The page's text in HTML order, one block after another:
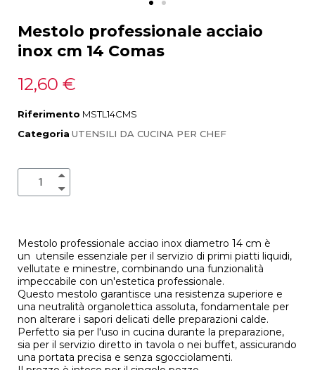
Mestolo professionale acciaio
inox cm 14 Comas
12,60 €
Riferimento MSTL14CMS
Categoria UTENSILI DA CUCINA PER CHEF
Mestolo professionale acciao inox diametro 14 cm è
un utensile essenziale per il servizio di primi piatti liquidi,
vellutate e minestre, combinando una funzionalità
impeccabile con un'estetica professionale.
Questo mestolo garantisce una resistenza superiore e
una neutralità organolettica assoluta, fondamentale per
non alterare i sapori delicati delle preparazioni calde.
Perfetto sia per l'uso in cucina durante la preparazione,
sia per il servizio diretto in tavola o nei buffet, assicurando
una portata precisa e senza sgocciolamenti.